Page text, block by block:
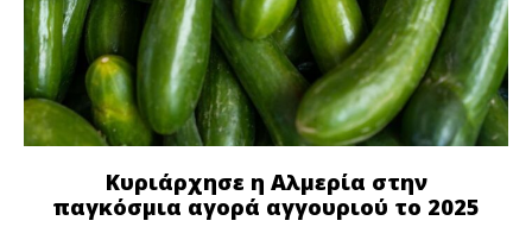
Κυριάρχησε η Αλμερία στην
παγκόσμια αγορά αγγουριού το 2025